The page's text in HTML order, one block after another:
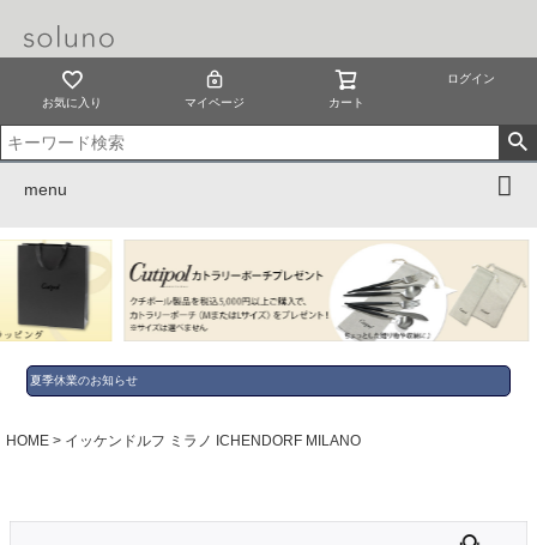
お気に入り マイページ カート
ログイン
menu
夏季休業のお知らせ
HOME イッケンドルフ ミラノ ICHENDORF MILANO